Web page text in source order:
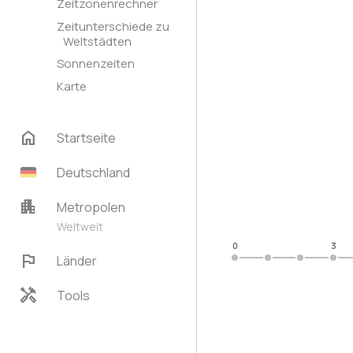
Zeitzonenrechner
Zeitunterschiede zu
Weltstädten
Sonnenzeiten
Karte
home
Startseite
Deutschland
apartment Metropolen
Weltweit
flag Länder
handyman Tools
0 3